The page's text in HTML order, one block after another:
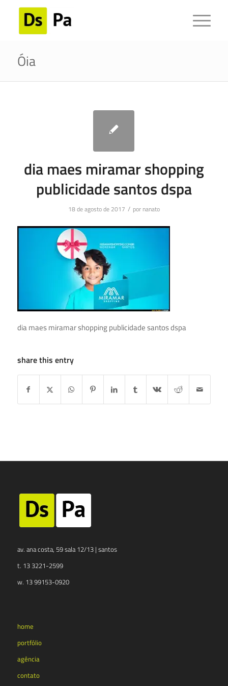
Óia
dia maes miramar shopping
publicidade santos dspa
18 de agosto de 2017 / por nanato
dia maes miramar shopping publicidade santos dspa
share this entry
av. ana costa, 59 sala 12/13 | santos
t. 13 3221-2599
w. 13 99153-0920
home
portfólio
agência
contato